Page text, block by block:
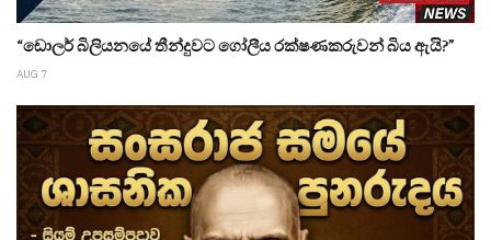
“ඩොලර් බිලියනයේ තීන්දුවට ගෝලීය රක්ෂණකරුවන් බිය ඇයි?”
AUG 7